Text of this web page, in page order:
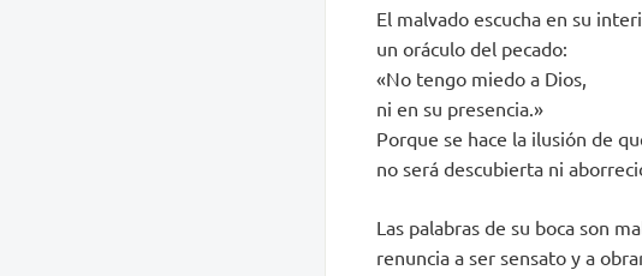
El malvado escucha en su
un oráculo del pecado:
«No tengo miedo a Dios,
ni en su presencia.»
Porque se hace la ilusión de
no será descubierta ni
Las palabras de su boca son
renuncia a ser sensato y a